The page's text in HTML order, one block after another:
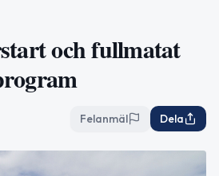
och fullmatat
Felanmäl Dela